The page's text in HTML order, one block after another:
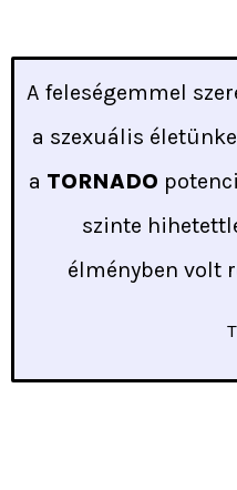
A feleségemmel
a szexuális
a TORNADO
szinte
élményben volt